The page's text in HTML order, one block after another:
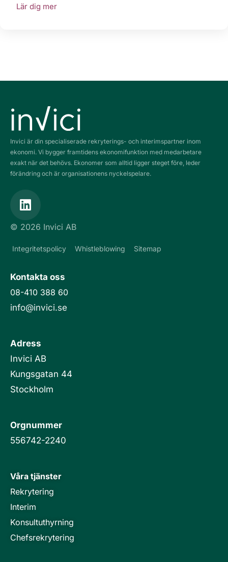
Lär dig mer
Invici är din specialiserade rekryterings- och interimspartner inom
ekonomi. Vi bygger framtidens ekonomifunktion med medarbetare
exakt när det behövs. Ekonomer som alltid ligger steget före, leder
förändring och är organisationens nyckelspelare.
L
i
n
k
e
i
n
© 2026 Invici AB
Integritetspolicy Whistleblowing Sitemap
Kontakta oss
08-410 388 60
info@invici.se
Adress
Invici AB
Kungsgatan 44
Stockholm
Orgnummer
556742-2240
Våra tjänster
Rekrytering
Interim
Konsultuthyrning
Chefsrekrytering